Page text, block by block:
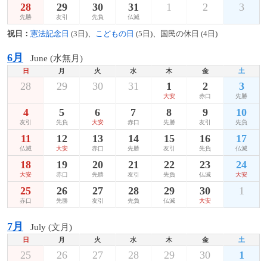
28
先勝
29
友引
30
先負
31
仏滅
1 2 3
祝日： 憲法記念日 (3日)、 こどもの日 (5日)、国民の休日 (4日)
6月 June (水無月)
日 月 火 水 木 金 土
28 29 30 31 1
大安
2
赤口
3
先勝
4
友引
5
先負
6
大安
7
赤口
8
先勝
9
友引
10
先負
11
仏滅
12
大安
13
赤口
14
先勝
15
友引
16
先負
17
仏滅
18
大安
19
赤口
20
先勝
21
友引
22
先負
23
仏滅
24
大安
25
赤口
26
先勝
27
友引
28
先負
29
仏滅
30
大安
1
7月 July (文月)
日 月 火 水 木 金 土
25 26 27 28 29 30 1